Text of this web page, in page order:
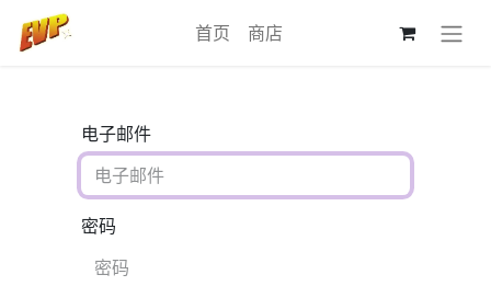
首页 商店
电子邮件
密码